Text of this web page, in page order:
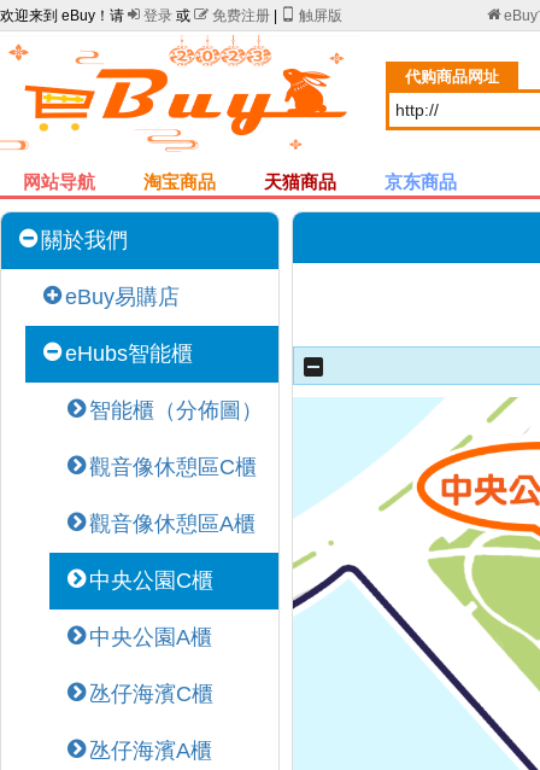
欢迎来到 eBuy！请  登录 或  免费注册 触屏版 eBuy
代购商品网址
网站导航 淘宝商品 天猫商品 京东商品
關於我們
eBuy易購店
eHubs智能櫃
智能櫃（分佈圖）
觀音像休憩區C櫃
觀音像休憩區A櫃
中央公園C櫃
中央公園A櫃
氹仔海濱C櫃
氹仔海濱A櫃